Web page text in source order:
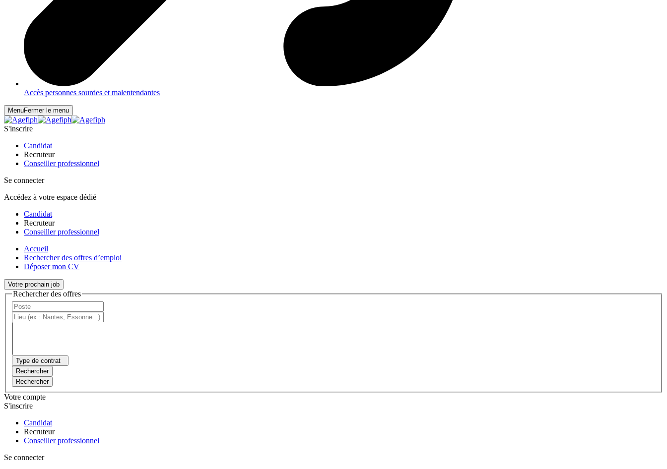
Accès personnes sourdes et malentendantes
MenuFermer le menu
S'inscrire
Candidat
Recruteur
Conseiller professionnel
Se connecter
Accédez à votre espace dédié
Candidat
Recruteur
Conseiller professionnel
Accueil
Rechercher des offres d’emploi
Déposer mon CV
Votre prochain job
Rechercher des offres
Type de contrat
Rechercher
Rechercher
Votre compte
S'inscrire
Candidat
Recruteur
Conseiller professionnel
Se connecter